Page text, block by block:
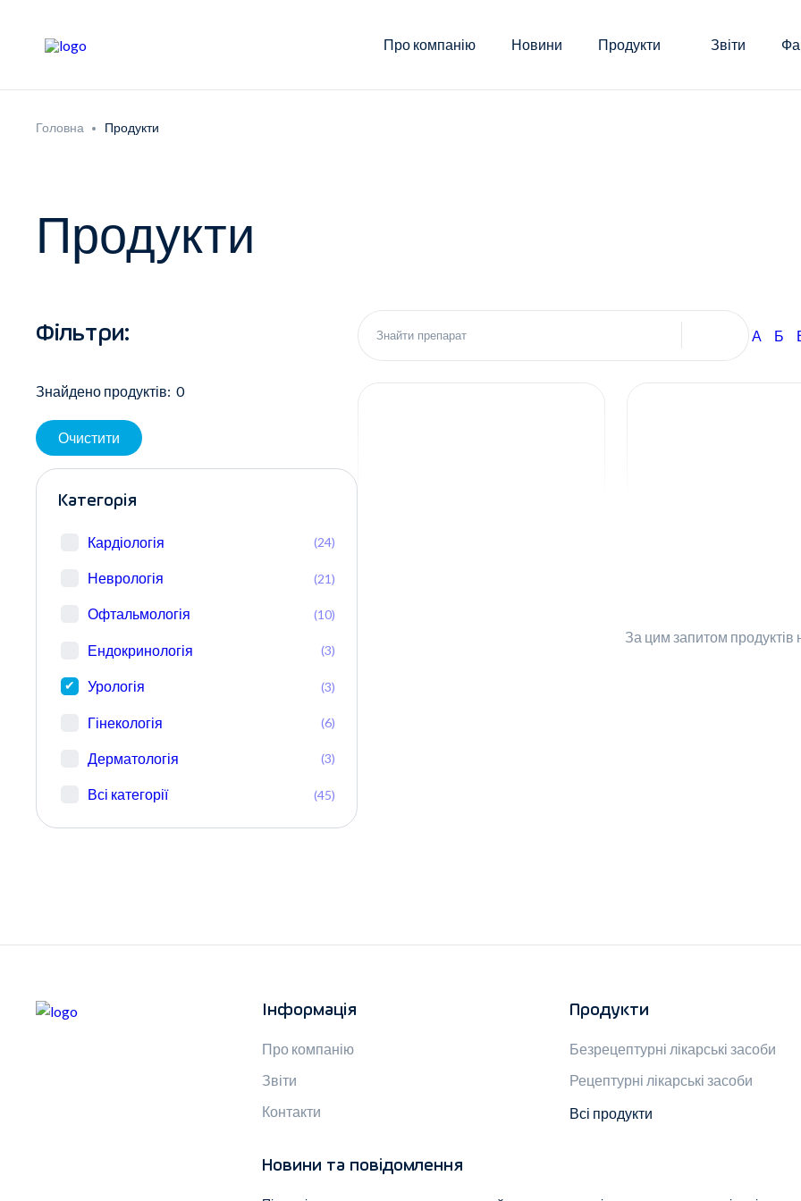
Про компанію Новини Продукти Звіти
Головна Продукти
Продукти
Фільтри:
Знайдено продуктів: 0
Очистити
Категорія
Кардіологія (24)
Неврологія (21)
Офтальмологія (10)
Ендокринологія (3)
Урологія (3)
Гінекологія (6)
Дерматологія (3)
Всі категорії (45)
А Б
За цим запитом
Інформація
Про компанію
Звіти
Контакти
Продукти
Безрецептурні лікарські засоби
Рецептурні лікарські засоби
Всі продукти
Новини та повідомлення